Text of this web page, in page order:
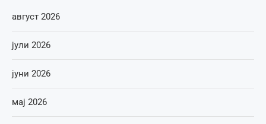
август 2026
јули 2026
јуни 2026
мај 2026